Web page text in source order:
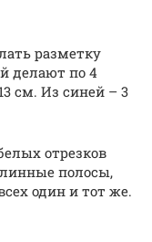
разметку
делают по 4
см. Из синей – 3
отрезков
полосы,
один и тот же.